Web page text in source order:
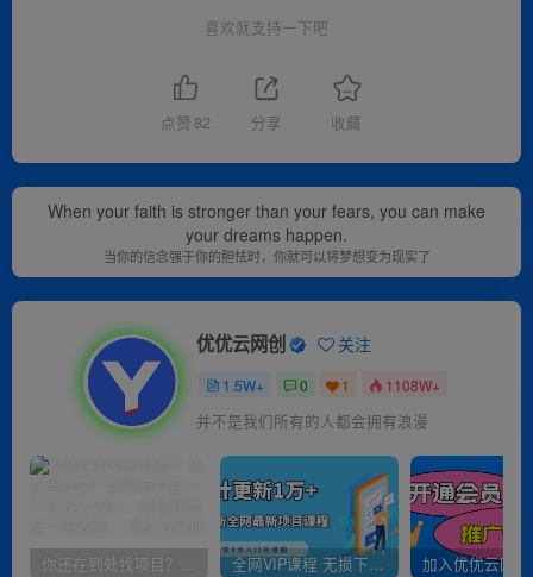
喜欢就支持一下吧
点赞 82 分享 收藏
When your faith is stronger than your fears, you can make
your dreams happen.
当你的信念强于你的胆怯时，你就可以将梦想变为现实了
优优云网创 关注
1.5W+ 0 1 1108W+
并不是我们所有的人都会拥有浪漫
你还在到处找项目？还在当韭菜？我靠卖项目一个月收入5万+，曾经我也是个失败者。 全网VIP课程 无损下载~